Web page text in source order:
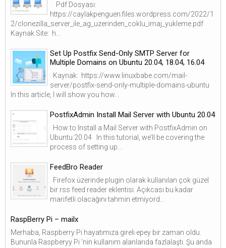
Pdf Dosyası:
https://caylakpenguen.files.wordpress.com/2022/1
2/clonezilla_server_ile_ag_uzerinden_coklu_imaj_yukleme.pdf
Kaynak Site: h...
Set Up Postfix Send-Only SMTP Server for
Multiple Domains on Ubuntu 20.04, 18.04, 16.04
Kaynak: https://www.linuxbabe.com/mail-
server/postfix-send-only-multiple-domains-ubuntu
In this article, I will show you how...
PostfixAdmin Install Mail Server with Ubuntu 20.04
How to Install a Mail Server with PostfixAdmin on
Ubuntu 20.04 In this tutorial, we’ll be covering the
process of setting up...
FeedBro Reader
Firefox üzerinde plugin olarak kullanılan çok güzel
bir rss feed reader eklentisi. Açıkcası bu kadar
marifetli olacağını tahmin etmiyord...
RaspBerry Pi – mailx
Merhaba, Raspberry Pi hayatımıza gireli epey bir zaman oldu.
Bununla Raspberyy Pi ‘nin kullanım alanlarıda fazlalaştı. Şu anda